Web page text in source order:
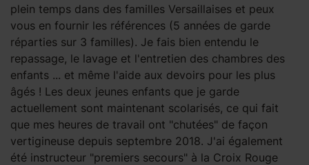
plein temps dans des familles Versaillaises et peux
vous en fournir les références (5 années de garde
réparties sur 3 familles). Je fais bien entendu le
repassage, le lavage et l'entretien des chambres des
enfants ... et même l'aide aux devoirs pour les plus
âgés ! Les deux jeunes enfants que je garde
actuellement sont maintenant scolarisés, ce qui fait
que mes heures de travail ont "chutées" de façon
vertigineuse depuis septembre 2018. J'ai également
été instructeur "premiers secours" à la Croix Rouge